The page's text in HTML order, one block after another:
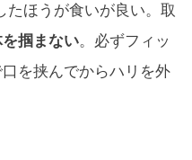
たほうが食いが良い。取
掴まない。必ずフィッ
を挟んでからハリを外